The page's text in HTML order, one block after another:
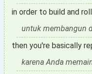
in order to build and
untuk membangun
then you're basically
karena Anda